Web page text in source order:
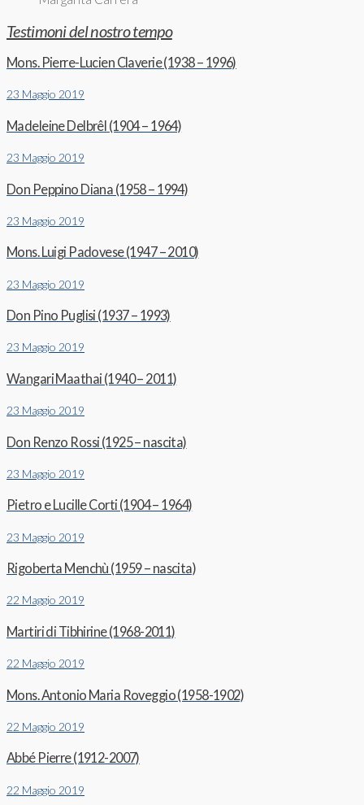
Testimoni del nostro tempo
Mons. Pierre-Lucien Claverie (1938 – 1996)
23 Maggio 2019
Madeleine Delbrêl (1904 – 1964)
23 Maggio 2019
Don Peppino Diana (1958 – 1994)
23 Maggio 2019
Mons. Luigi Padovese (1947 – 2010)
23 Maggio 2019
Don Pino Puglisi (1937 – 1993)
23 Maggio 2019
Wangari Maathai (1940 – 2011)
23 Maggio 2019
Don Renzo Rossi (1925 – nascita)
23 Maggio 2019
Pietro e Lucille Corti (1904 – 1964)
23 Maggio 2019
Rigoberta Menchù (1959 – nascita)
22 Maggio 2019
Martiri di Tibhirine (1968-2011)
22 Maggio 2019
Mons. Antonio Maria Roveggio (1958-1902)
22 Maggio 2019
Abbé Pierre (1912-2007)
22 Maggio 2019